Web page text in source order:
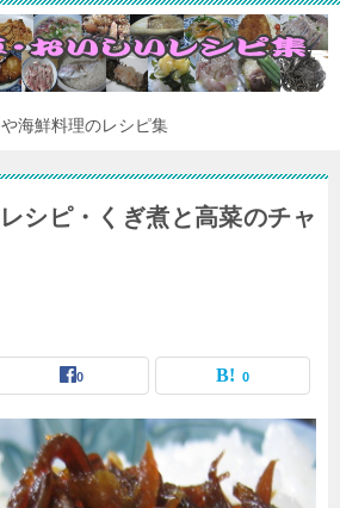
海鮮料理のレシピ集
シピ・くぎ煮と高菜のチャ
0 0